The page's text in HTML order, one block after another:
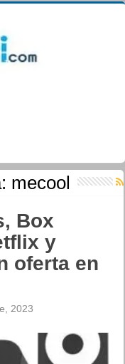
mecool
Box
y
oferta en
2023